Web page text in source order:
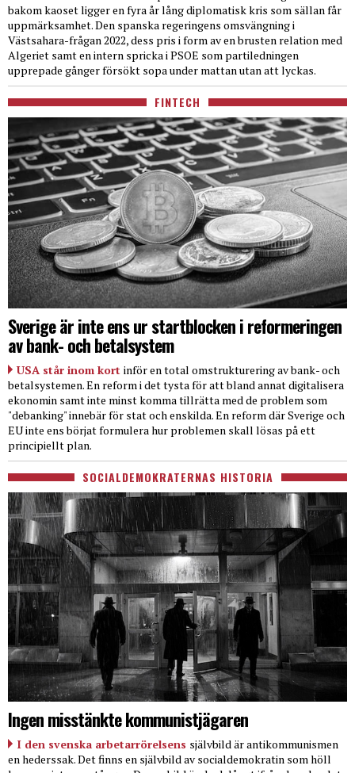
bakom kaoset ligger en fyra år lång diplomatisk kris som sällan får
uppmärksamhet. Den spanska regeringens omsvängning i
Västsahara-frågan 2022, dess pris i form av en brusten relation med
Algeriet samt en intern spricka i PSOE som partiledningen
upprepade gånger försökt sopa under mattan utan att lyckas.
FINTECH
Sverige är inte ens ur startblocken i reformeringen
av bank- och betalsystem
USA står inom kort inför en total omstrukturering av bank- och
betalsystemen. En reform i det tysta för att bland annat digitalisera
ekonomin samt inte minst komma tillrätta med de problem som
"debanking" innebär för stat och enskilda. En reform där Sverige och
EU inte ens börjat formulera hur problemen skall lösas på ett
principiellt plan.
SOCIALDEMOKRATERNAS HISTORIA
Ingen misstänkte kommunistjägaren
I den svenska arbetarrörelsens självbild är antikommunismen
en hederssak. Det finns en självbild av socialdemokratin som höll